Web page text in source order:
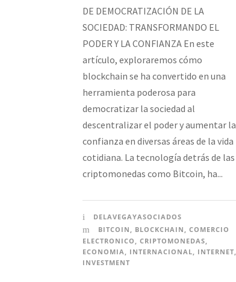
DE DEMOCRATIZACIÓN DE LA
SOCIEDAD: TRANSFORMANDO EL
PODER Y LA CONFIANZA En este
artículo, exploraremos cómo
blockchain se ha convertido en una
herramienta poderosa para
democratizar la sociedad al
descentralizar el poder y aumentar la
confianza en diversas áreas de la vida
cotidiana. La tecnología detrás de las
criptomonedas como Bitcoin, ha...
DELAVEGAYASOCIADOS
BITCOIN
BLOCKCHAIN
COMERCIO
ELECTRONICO
CRIPTOMONEDAS
ECONOMIA
INTERNACIONAL INTERNET
INVESTMENT